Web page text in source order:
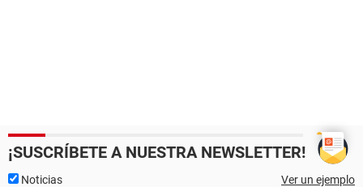
¡SUSCRÍBETE A NUESTRA NEWSLETTER!
Noticias Ver un ejemplo